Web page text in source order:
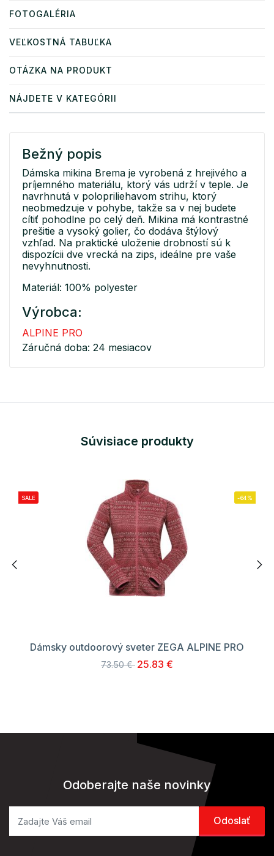
FOTOGALÉRIA
VEĽKOSTNÁ TABUĽKA
OTÁZKA NA PRODUKT
NÁJDETE V KATEGÓRII
Bežný popis
Dámska mikina Brema je vyrobená z hrejivého a
príjemného materiálu, ktorý vás udrží v teple. Je
navrhnutá v polopriliehavom strihu, ktorý
neobmedzuje v pohybe, takže sa v nej budete
cítiť pohodlne po celý deň. Mikina má kontrastné
prešitie a vysoký golier, čo dodáva štýlový
vzhľad. Na praktické uloženie drobností sú k
dispozícii dve vrecká na zips, ideálne pre vaše
nevyhnutnosti.
Materiál: 100% polyester
Výrobca:
ALPINE PRO
Záručná doba: 24 mesiacov
Súvisiace produkty
SALE -64%
Dámsky outdoorový sveter ZEGA ALPINE PRO
73.50 € 25.83 €
Odoberajte naše novinky